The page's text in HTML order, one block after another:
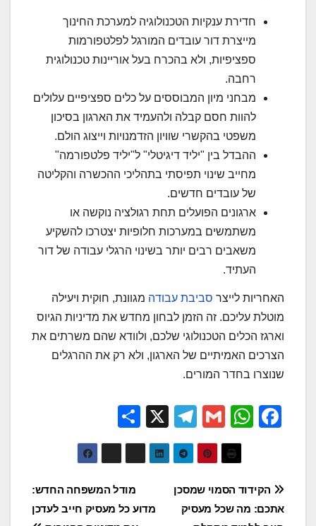
חדירת ענקיות הטכנולוגיה למערכת החינוך
מייצרת דור עובדים המורגל לפלטפורמות
ספציפיות, ולא בהכרח בעל אוריינות טכנולוגית
רחבה.
מבחני מיון המבוססים על כלים ספציפיים עלולים
להוות חסם קבלה ולהעמיד את הארגון בסיכון
משפטי בהקשרי שוויון הזדמנויות וייצוג הולם.
ההבדל בין "יליד דיגיטלי" ל"יליד פלטפורמה"
מחייב שינוי תפיסתי בתהליכי ההכשרה והקליטה
של עובדים חדשים.
ארגונים הפועלים תחת רגולציה נוקשה או
משתמשים במערכות חלופיות יצטרכו להשקיע
משאבים רבים יותר בשינוי הרגלי עבודה של דור
העתיד.
האחריות לייצר סביבת עבודה מגוונת, חוקית ויעילה
מוטלת עליכם. זה הזמן לבחון מחדש את מדיניות הגיוס
וארגז הכלים הטכנולוגי שלכם, ולוודא שהם משרתים את
הצרכים האמיתיים של הארגון, ולא רק את ההרגלים
שנוצרו בחדר המורים.
F
e
b
W
h
at
s
A
G
m
ail
T
el
e
X
h
ar
e
ניווט
מודל המשפחה החדש:
מדוע כל מעסיק חייב לעדכן
הקידוד הסמוי שמסכן
אתכם: מה שכל מעסיק